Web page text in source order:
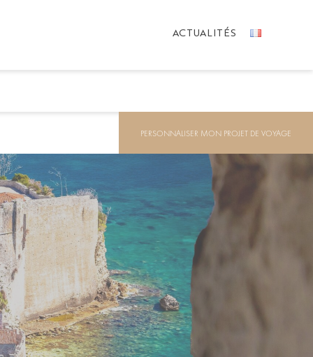
ACTUALITÉS
PERSONNALISER MON PROJET DE VOYAGE